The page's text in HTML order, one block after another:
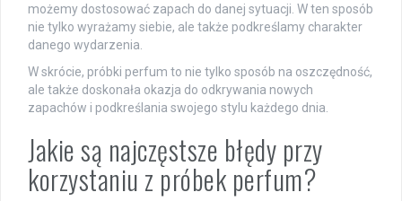
możemy dostosować zapach do danej sytuacji. W ten sposób
nie tylko wyrażamy siebie, ale także podkreślamy charakter
danego wydarzenia.
W skrócie, próbki perfum to nie tylko sposób na oszczędność,
ale także doskonała okazja do odkrywania nowych
zapachów i podkreślania swojego stylu każdego dnia.
Jakie są najczęstsze błędy przy
korzystaniu z próbek perfum?